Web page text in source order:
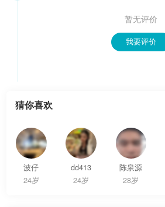
暂无评价
我要评价
猜你喜欢
波仔
24岁
dd413
24岁
陈泉源
28岁